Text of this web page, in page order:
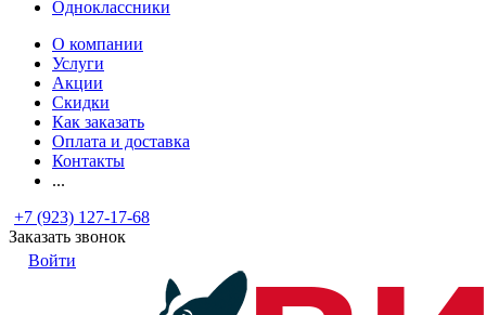
Одноклассники
О компании
Услуги
Акции
Скидки
Как заказать
Оплата и доставка
Контакты
...
+7 (923) 127-17-68
Заказать звонок
Войти